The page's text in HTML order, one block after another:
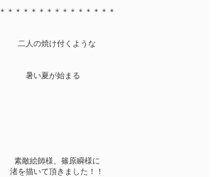
＊＊＊＊＊＊＊＊＊＊＊＊＊＊＊
二人の焼け付くような
暑い夏が始まる
素敵絵師様、篠原瞬様に
渚を描いて頂きました！！